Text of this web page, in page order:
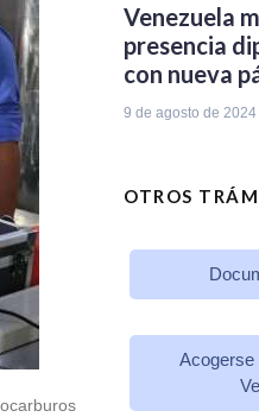
Venezuela
presencia
con nueva
9 de agosto de 2024
OTROS
Acogerse